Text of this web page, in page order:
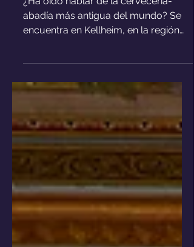
Kellheim: Convento-
cervecería Weltenburg
abadía más antigua del mundo? Se
alemana de Baviera.